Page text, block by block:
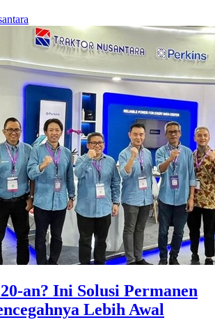
an? Ini Solusi Permanen
Lebih Awal